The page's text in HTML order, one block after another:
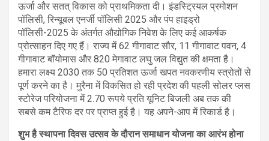
ऊर्जा और सतत् विकास को प्राथमिकता दी। इंडस्ट्रियल प्रमोशन
पॉलिसी, रिन्यूबल एनर्जी पॉलिसी 2025 और पंप हाइड्रो
पॉलिसी-2025 के अंतर्गत औद्योगिक निवेश के लिए कई आकर्षक
प्रोत्साहन दिए गए हैं। राज्य में 62 गीगावाट सौर, 11 गीगावाट पवन, 4
गीगावाट बॉयोमास और 820 मेगावाट लघु जल विद्युत की क्षमता है।
हमारा लक्ष्य 2030 तक 50 प्रतिशत ऊर्जा खपत नवकरणीय स्त्रोतों से
पूर्ण करने का है। मुरैना में विकसित हो रही प्रदेश की पहली सोलर प्लस
स्टोरेज परियोजना में 2.70 रूपये प्रति यूनिट बिजली अब तक की
सबसे कम टैरिफ दर पर प्राप्त हुई है। यह अपने-आप में रिकार्ड है।
शुभ है स्थापना दिवस उत्सव के दौरान समाधान योजना का आरंभ होना